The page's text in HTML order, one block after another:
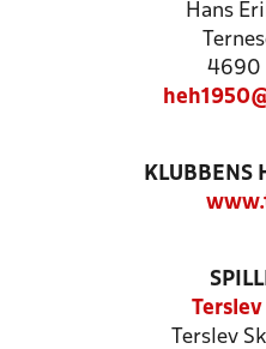
Hans
4690
KLUBBENS
Terslev